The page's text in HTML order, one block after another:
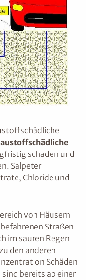
schaden und
Salpeter
Chloride und
von Häusern
Straßen
im sauren Regen
den anderen
Schäden
bereits ab einer